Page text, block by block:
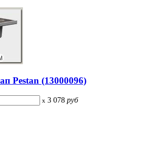
Pestan (13000096)
x 3 078 руб